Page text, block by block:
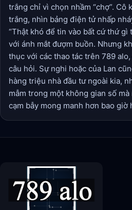
trắng chỉ vì chọn nhầm “chợ”. Cô
trắng, nhìn bảng điện tử nhấp
“Thật khó để tin vào bất cứ thứ gì
với ánh mắt đượm buồn. Nhưng
thục với các thao tác trên 789
câu hỏi. Sự nghi hoặc của Lan
hàng triệu nhà đầu tư ngoài kia,
mẫm trong một không gian số
cạm bẫy mong manh hơn bao giờ